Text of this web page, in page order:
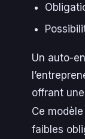
Un auto-
offrant
Ce
faibles